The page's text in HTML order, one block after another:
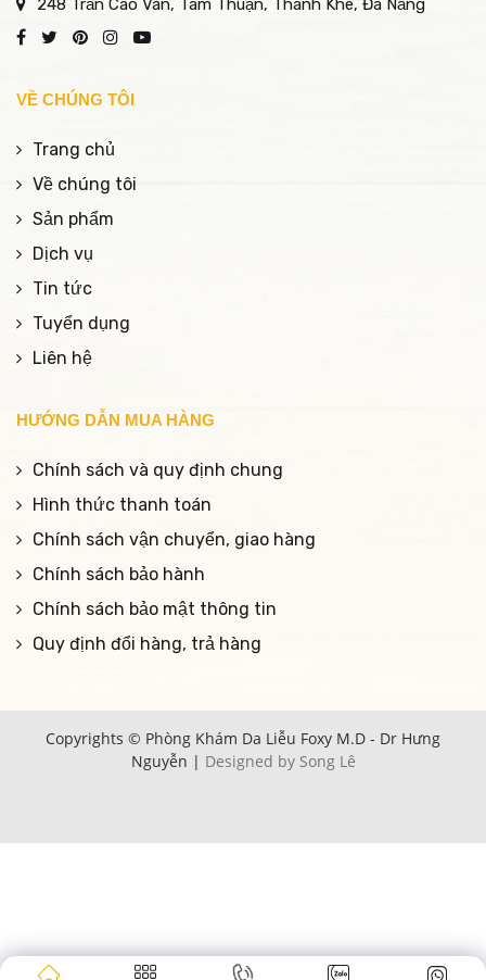
248 Trần Cao Vân, Tam Thuận, Thanh Khê, Đà Nẵng
VỀ CHÚNG TÔI
Trang chủ
Về chúng tôi
Sản phẩm
Dịch vụ
Tin tức
Tuyển dụng
Liên hệ
HƯỚNG DẪN MUA HÀNG
Chính sách và quy định chung
Hình thức thanh toán
Chính sách vận chuyển, giao hàng
Chính sách bảo hành
Chính sách bảo mật thông tin
Quy định đổi hàng, trả hàng
Copyrights © Phòng Khám Da Liễu Foxy M.D - Dr Hưng
Nguyễn | Designed by Song Lê